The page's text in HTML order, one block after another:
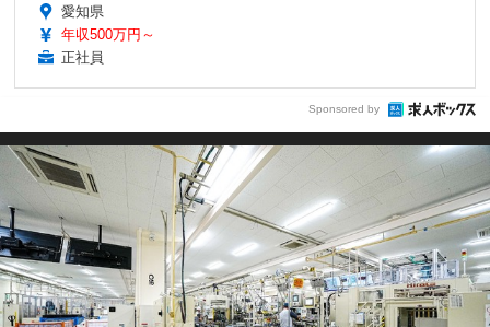
愛知県
年収500万円～
正社員
Sponsored by